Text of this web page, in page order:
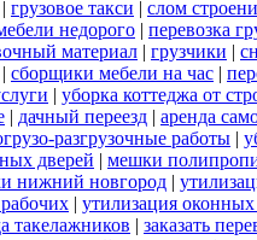
| грузовое такси | слом
недорого | перевозка
материал | грузчики |
| сборщики мебели на час |
| уборка коттеджа от
| дачный переезд | аренда
разгрузочные работы |
дверей | мешки
нижний новгород |
| утилизация
такелажников | заказать